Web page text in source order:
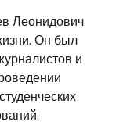
Леонидович
Он был
и